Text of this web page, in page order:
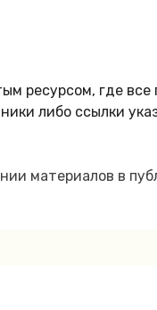
ресурсом, где
либо ссылки
материалов в